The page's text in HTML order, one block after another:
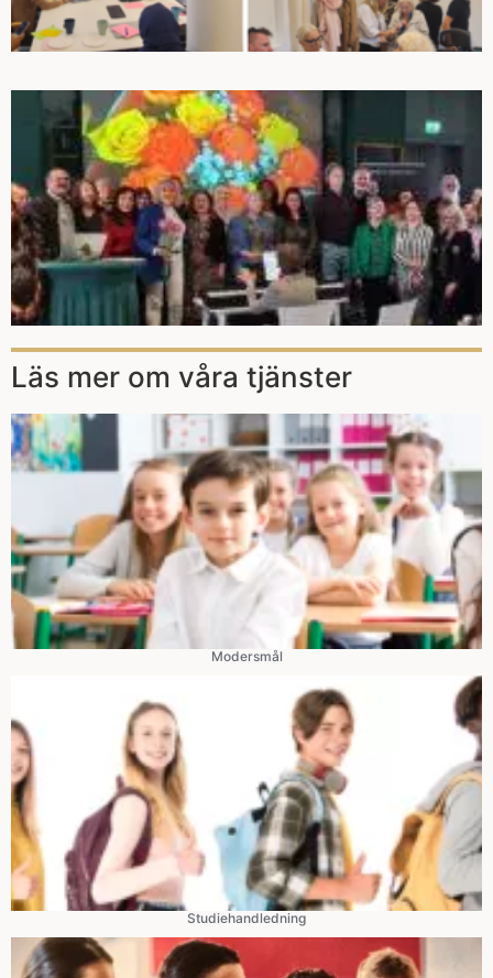
Läs mer om våra tjänster
Modersmål
Studiehandledning